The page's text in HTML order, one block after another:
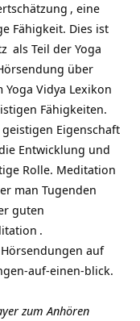
, eine
Fähigkeit. Dies ist
als Teil der Yoga
über
Vidya Lexikon
Fähigkeiten.
Eigenschaft
Entwicklung und
Rolle. Meditation
man Tugenden
guten
.
auf
auf-einen-blick.
zum Anhören